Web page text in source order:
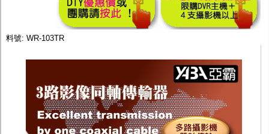
AHD中小型紅外線攝影機(適用騎樓、室內外)
AHD防護罩型攝影機(適用屋外，紅外線照射
AHD特殊功能型攝影機
傳統高解析攝影機
投光設備
防護罩及支架
多路攝影機單軸傳輸
監聽器.麥克風
網路設備
料號: WR-103TR